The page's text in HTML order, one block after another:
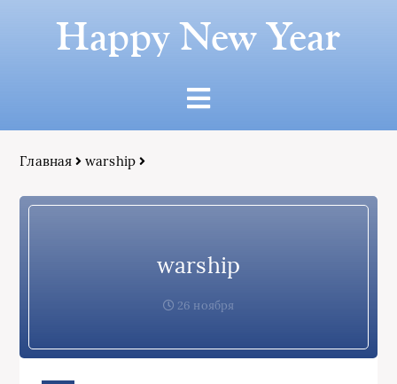
Happy New Year
Главная warship
warship
26 ноября